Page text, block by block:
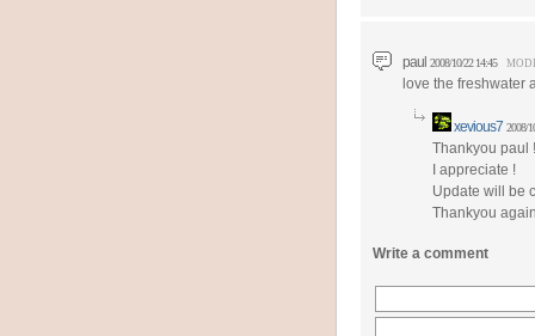
paul 2008/10/22 14:45
love the freshwater
xevious7 2008/
Thankyou paul
I appreciate !
Update will be
Thankyou
Write a comment